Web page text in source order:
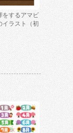
をするアマビ
イラスト（初